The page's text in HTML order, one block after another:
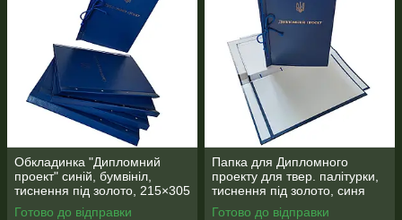
Обкладинка "Дипломний
проект" синій, бумвініл,
тиснення під золото, 215×305
мм, 20 мм корінець (5 шт/уп)
Готово до відправки
Папка для Дипломного
проекту для твер. палітурки,
тиснення під золото, синя
215×305 мм (20мм) (уп.5шт)
Готово до відправки